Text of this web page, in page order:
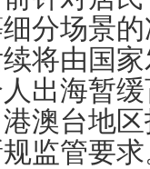
分场景
将由国
出海暂
澳台地
监管要